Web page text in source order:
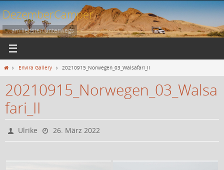
Zum
Inhalt
springen
DezemberCamper
... am liebsten unterwegs
StartEnvira Gallery 20210915_Norwegen_03_Walsafari_II
20210915_Norwegen_03_Walsa
fari_II
Ulrike 26. März 2022